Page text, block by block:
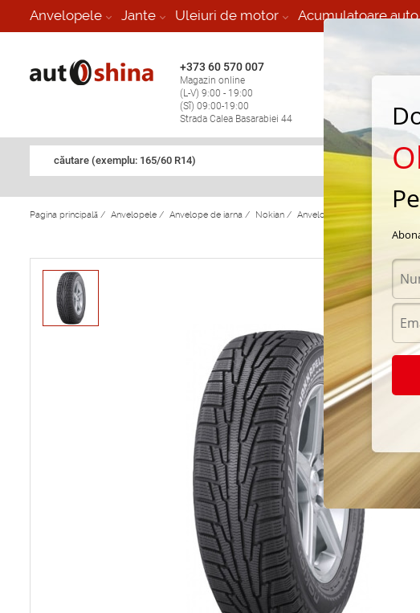
Anvelopele Jante Uleiuri de motor Acumulatoare auto
+373 60 570 007
Magazin online
(L-V) 9:00 - 19:00
(Sî) 09:00-19:00
Strada Calea Basarabiei 44
Vulcanizare Mobila
căutare (exemplu: 165/60 R14)
Pagina principală / Anvelopele / Anvelope de iarna / Nokian / Anvelope de iarna Nokian